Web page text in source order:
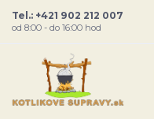
Tel.: +421 902 212 007
od 8:00 - do 16:00 hod